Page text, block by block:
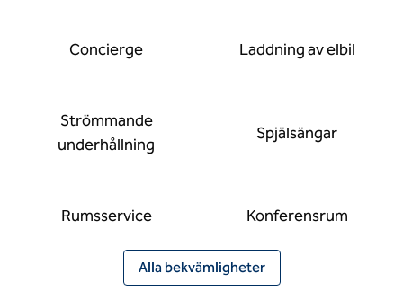
Concierge Laddning av elbil
Strömmande
underhållning
Spjälsängar
Rumsservice Konferensrum
Alla bekvämligheter